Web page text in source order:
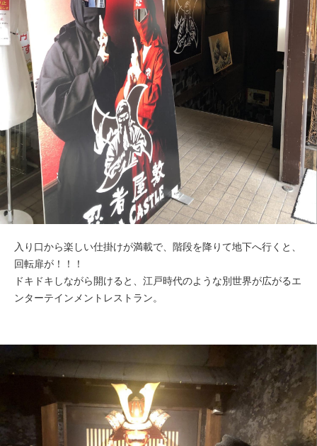
入り口から楽しい仕掛けが満載で、階段を降りて地下へ行くと、
回転扉が！！！
ドキドキしながら開けると、江戸時代のような別世界が広がるエ
ンターテインメントレストラン。